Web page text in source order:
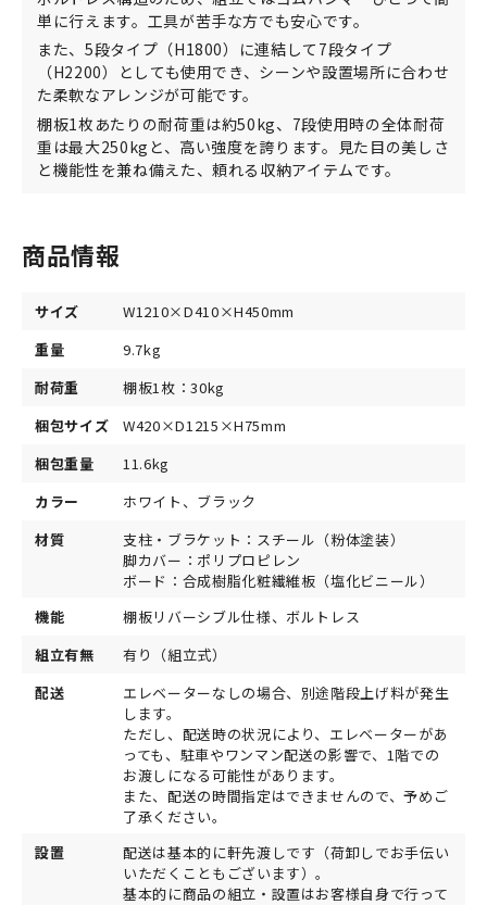
単に行えます。工具が苦手な方でも安心です。
また、5段タイプ（H1800）に連結して7段タイプ
（H2200）としても使用でき、シーンや設置場所に合わせ
た柔軟なアレンジが可能です。
棚板1枚あたりの耐荷重は約50kg、7段使用時の全体耐荷
重は最大250kgと、高い強度を誇ります。見た目の美しさ
と機能性を兼ね備えた、頼れる収納アイテムです。
商品情報
サイズ
W1210×D410×H450mm
重量
9.7kg
耐荷重
棚板1枚：30kg
梱包サイズ
W420×D1215×H75mm
梱包重量
11.6kg
カラー
ホワイト、ブラック
材質
支柱・ブラケット：スチール（粉体塗装）
脚カバー：ポリプロピレン
ボード：合成樹脂化粧繊維板（塩化ビニール）
機能
棚板リバーシブル仕様、ボルトレス
組立有無
有り（組立式）
配送
エレベーターなしの場合、別途階段上げ料が発生
します。
ただし、配送時の状況により、エレベーターがあ
っても、駐車やワンマン配送の影響で、1階での
お渡しになる可能性があります。
また、配送の時間指定はできませんので、予めご
了承ください。
設置
配送は基本的に軒先渡しです（荷卸しでお手伝い
いただくこともございます）。
基本的に商品の組立・設置はお客様自身で行って